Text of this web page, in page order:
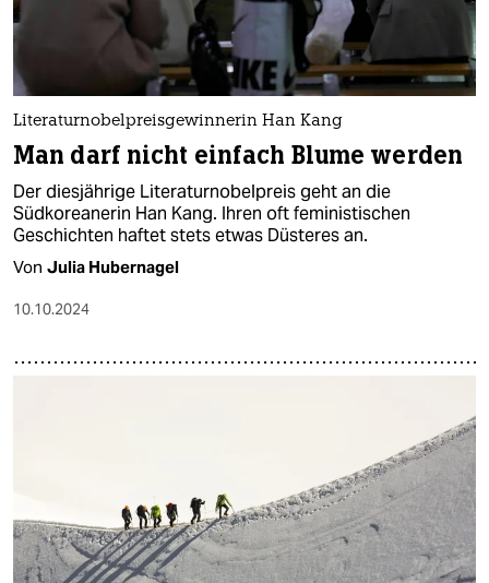
Literaturnobelpreisgewinnerin Han Kang
Man darf nicht einfach Blume werden
Der diesjährige Literaturnobelpreis geht an die
Südkoreanerin Han Kang. Ihren oft feministischen
Geschichten haftet stets etwas Düsteres an.
Von Julia Hubernagel
10.10.2024